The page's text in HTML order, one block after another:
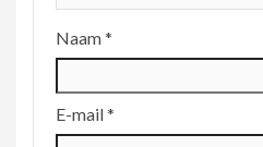
Naam*
E-mail*